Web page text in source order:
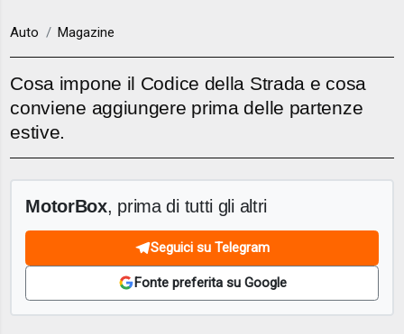
Auto Magazine
Cosa impone il Codice della Strada e cosa
conviene aggiungere prima delle partenze
estive.
MotorBox, prima di tutti gli altri
Seguici su Telegram
Fonte preferita su Google